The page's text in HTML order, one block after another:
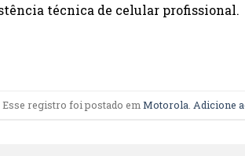
técnica de celular profissional.
Esse registro foi postado emMotorola Adicione